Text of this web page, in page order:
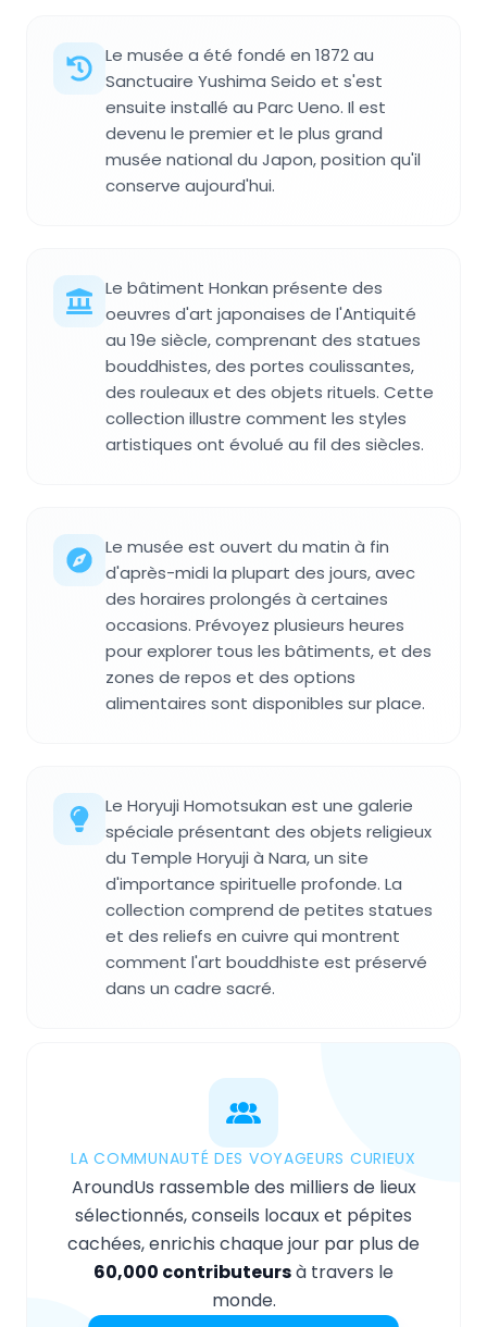
Le musée a été fondé en 1872 au
Sanctuaire Yushima Seido et s'est
ensuite installé au Parc Ueno. Il est
devenu le premier et le plus grand
musée national du Japon, position qu'il
conserve aujourd'hui.
Le bâtiment Honkan présente des
oeuvres d'art japonaises de l'Antiquité
au 19e siècle, comprenant des statues
bouddhistes, des portes coulissantes,
des rouleaux et des objets rituels. Cette
collection illustre comment les styles
artistiques ont évolué au fil des siècles.
Le musée est ouvert du matin à fin
d'après-midi la plupart des jours, avec
des horaires prolongés à certaines
occasions. Prévoyez plusieurs heures
pour explorer tous les bâtiments, et des
zones de repos et des options
alimentaires sont disponibles sur place.
Le Horyuji Homotsukan est une galerie
spéciale présentant des objets religieux
du Temple Horyuji à Nara, un site
d'importance spirituelle profonde. La
collection comprend de petites statues
et des reliefs en cuivre qui montrent
comment l'art bouddhiste est préservé
dans un cadre sacré.
LA COMMUNAUTÉ DES VOYAGEURS CURIEUX
AroundUs rassemble des milliers de lieux
sélectionnés, conseils locaux et pépites
cachées, enrichis chaque jour par plus de
60,000 contributeursà travers le
monde.